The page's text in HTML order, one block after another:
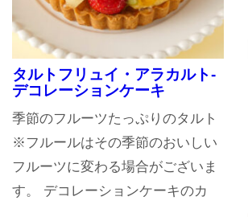
タルトフリュイ・アラカルト-
デコレーションケーキ
季節のフルーツたっぷりのタルト
※フルールはその季節のおいしい
フルーツに変わる場合がございま
す。 デコレーションケーキのカ